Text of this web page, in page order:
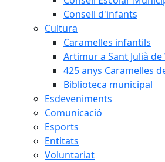
Consell d'infants
Cultura
Caramelles infantils
Artimur a Sant Julià
425 anys Caramelles
Biblioteca municipal
Esdeveniments
Comunicació
Esports
Entitats
Voluntariat